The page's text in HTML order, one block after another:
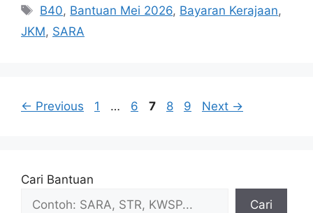
Tags
B40, Bantuan Mei 2026, Bayaran Kerajaan,
JKM, SARA
← Previous Page
1 … Page
6 Page
7 Page
8 Page
9 Next →
Cari Bantuan
Cari